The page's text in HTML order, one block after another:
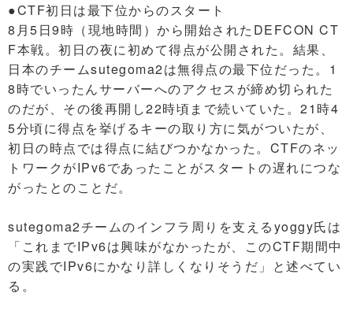
●CTF初日は最下位からのスタート
8月5日9時（現地時間）から開始されたDEFCON CT
F本戦。初日の夜に初めて得点が公開された。結果、
日本のチームsutegoma2は無得点の最下位だった。1
8時でいったんサーバーへのアクセスが締め切られた
のだが、その後再開し22時頃まで続いていた。21時4
5分頃に得点を挙げるキーの取り方に気がついたが、
初日の時点では得点に結びつかなかった。CTFのネッ
トワークがIPv6であったことがスタートの遅れにつな
がったとのことだ。
sutegoma2チームのインフラ周りを支えるyoggy氏は
「これまでIPv6は興味がなかったが、このCTF期間中
の実践でIPv6にかなり詳しくなりそうだ」と述べてい
る。